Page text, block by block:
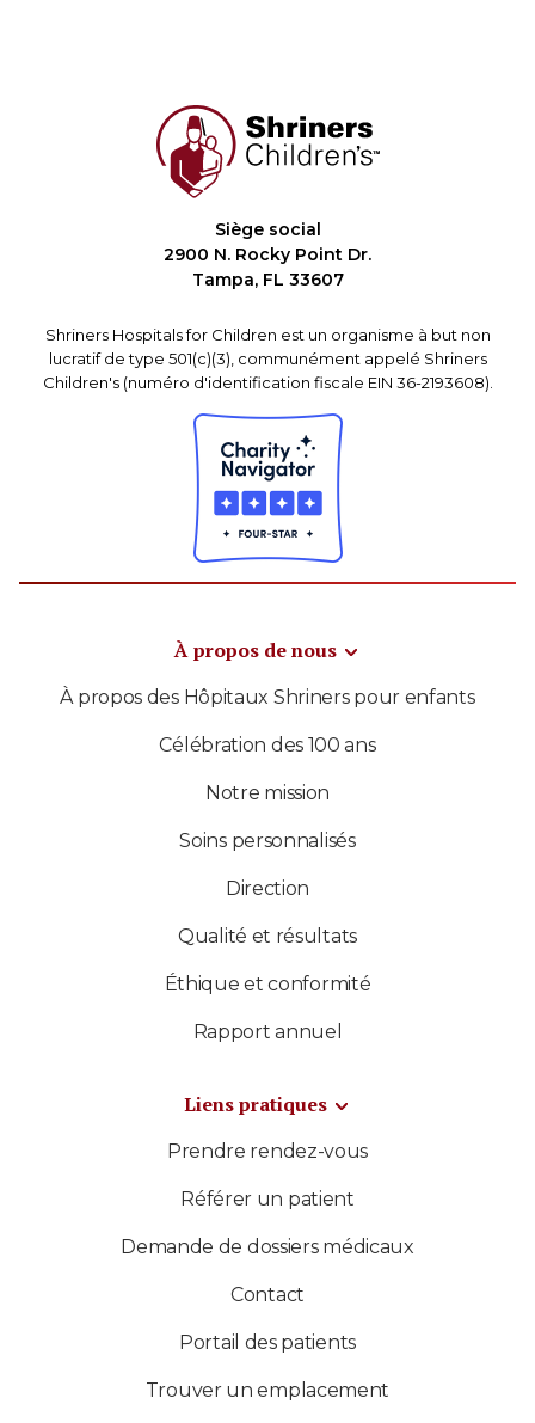
Siège social
2900 N. Rocky Point Dr.
Tampa, FL 33607
Shriners Hospitals for Children est un organisme à but non
lucratif de type 501(c)(3), communément appelé Shriners
Children's (numéro d'identification fiscale EIN 36-2193608).
À propos de nous
À propos des Hôpitaux Shriners pour enfants
Célébration des 100 ans
Notre mission
Soins personnalisés
Direction
Qualité et résultats
Éthique et conformité
Rapport annuel
Liens pratiques
Prendre rendez-vous
Référer un patient
Demande de dossiers médicaux
Contact
Portail des patients
Trouver un emplacement